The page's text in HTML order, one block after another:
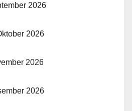
2026
2026
2026
2026